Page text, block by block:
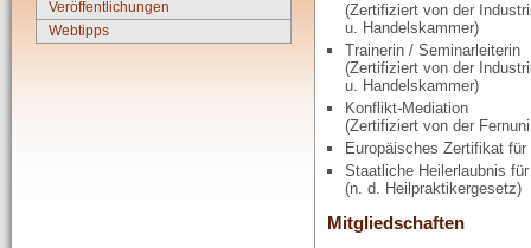
Veröffentlichungen
Webtipps
(Zertifiziert von der
u. Handelskammer)
Trainerin / Seminarleiterin
(Zertifiziert von der
u. Handelskammer)
Konflikt-Mediation
(Zertifiziert von der
Europäisches Zertifikat
Staatliche Heilerlaubnis
(n. d. Heilpraktikergesetz)
Mitgliedschaften